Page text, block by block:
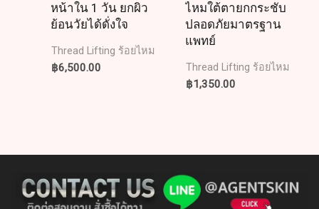
หน้าใน 1 วัน ยกผิว
ย้อนวัยได้ดั่งใจ
Thread Lifting ร้อยไหม
฿6,500.00
ไหมใต้ตายกกระชับ
ปลอดภัยมาตรฐาน
แพทย์
Thread Lifting ร้อยไหม
฿1,350.00